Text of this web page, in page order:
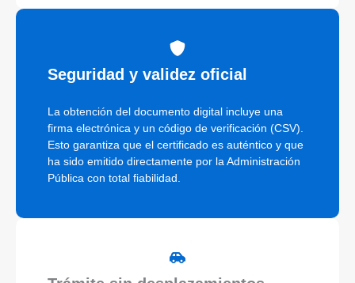
Seguridad y validez oficial
La obtención del documento digital incluye una
firma electrónica y un código de verificación (CSV).
Esto garantiza que el certificado es auténtico y que
ha sido emitido directamente por la Administración
Pública con total fiabilidad.